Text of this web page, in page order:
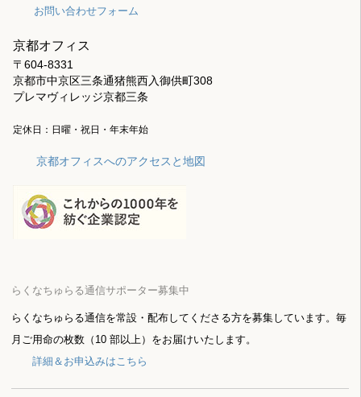
お問い合わせフォーム
京都オフィス
〒604-8331
京都市中京区三条通猪熊西入御供町308
プレマヴィレッジ京都三条
定休日：日曜・祝日・年末年始
京都オフィスへのアクセスと地図
らくなちゅらる通信サポーター募集中
らくなちゅらる通信を常設・配布してくださる方を募集しています。毎
月ご用命の枚数（10 部以上）をお届けいたします。
詳細＆お申込みはこちら